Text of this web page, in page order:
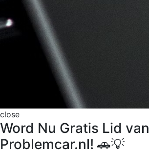
close
Word Nu Gratis Lid van
Problemcar.nl! 🚗💡